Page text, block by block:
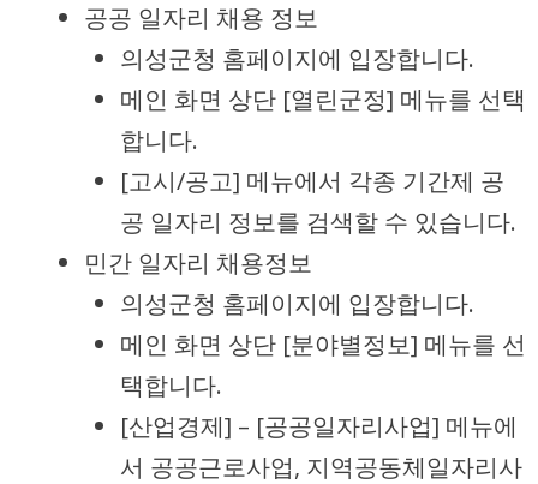
공공 일자리 채용 정보
의성군청 홈페이지에 입장합니다.
메인 화면 상단 [열린군정] 메뉴를 선택
합니다.
[고시/공고] 메뉴에서 각종 기간제 공
공 일자리 정보를 검색할 수 있습니다.
민간 일자리 채용정보
의성군청 홈페이지에 입장합니다.
메인 화면 상단 [분야별정보] 메뉴를 선
택합니다.
[산업경제] – [공공일자리사업] 메뉴에
서 공공근로사업, 지역공동체일자리사